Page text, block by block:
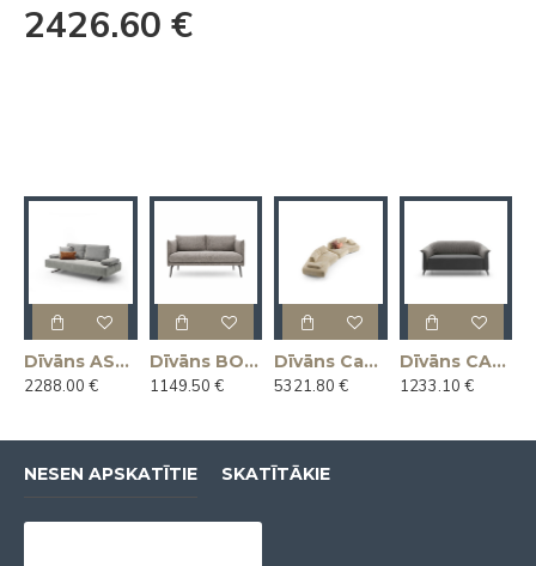
2426.60 €
Dīvāns ASSO 225x112x92h (Ražots Itālijā)
2288.00 €
Dīvāns BOON 145x81x78h (Ražots Itālijā)
1149.50 €
Dīvāns Capriccio 412x130x45h (Ražots Itālijā)
5321.80 €
Dīvāns CAROLINE 161x77x76h (Ražots Itālijā)
1233.10 €
NESEN APSKATĪTIE SKATĪTĀKIE